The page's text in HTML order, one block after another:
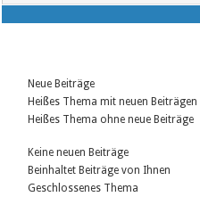
Neue Beiträge
Heißes Thema mit neuen Beiträgen
Heißes Thema ohne neue Beiträge
Keine neuen Beiträge
Beinhaltet Beiträge von Ihnen
Geschlossenes Thema